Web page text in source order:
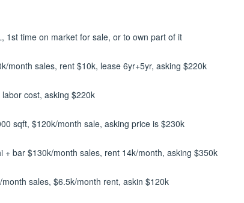
1st time on market for sale, or to own part of it
month sales, rent $10k, lease 6yr+5yr, asking $220k
cost, asking $220k
sqft, $120k/month sale, asking price is $230k
bar $130k/month sales, rent 14k/month, asking $350k
sales, $6.5k/month rent, askin $120k